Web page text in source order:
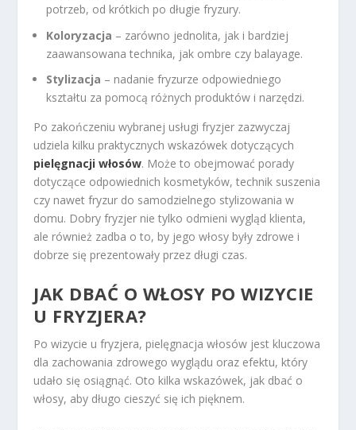
potrzeb, od krótkich po długie fryzury.
Koloryzacja – zarówno jednolita, jak i bardziej
zaawansowana technika, jak ombre czy balayage.
Stylizacja – nadanie fryzurze odpowiedniego
kształtu za pomocą różnych produktów i narzędzi.
Po zakończeniu wybranej usługi fryzjer zazwyczaj
udziela kilku praktycznych wskazówek dotyczących
pielęgnacji włosów. Może to obejmować porady
dotyczące odpowiednich kosmetyków, technik suszenia
czy nawet fryzur do samodzielnego stylizowania w
domu. Dobry fryzjer nie tylko odmieni wygląd klienta,
ale również zadba o to, by jego włosy były zdrowe i
dobrze się prezentowały przez długi czas.
JAK DBAĆ O WŁOSY PO WIZYCIE
U FRYZJERA?
Po wizycie u fryzjera, pielęgnacja włosów jest kluczowa
dla zachowania zdrowego wyglądu oraz efektu, który
udało się osiągnąć. Oto kilka wskazówek, jak dbać o
włosy, aby długo cieszyć się ich pięknem.